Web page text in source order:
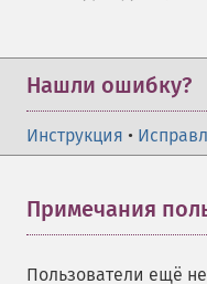
Нашли ошибку?
Инструкция •
Примечания
Пользователи ещё